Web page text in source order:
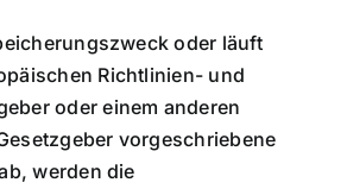
oder läuft
Richtlinien- und
oder einem anderen
vorgeschriebene
werden die